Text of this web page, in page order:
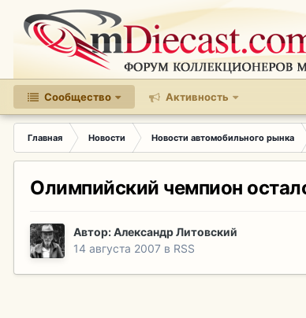
Сообщество Активность
Главная Новости Новости автомобильного рынка
Олимпийский чемпион
Автор:Александр Литовский
14 августа 2007 в RSS